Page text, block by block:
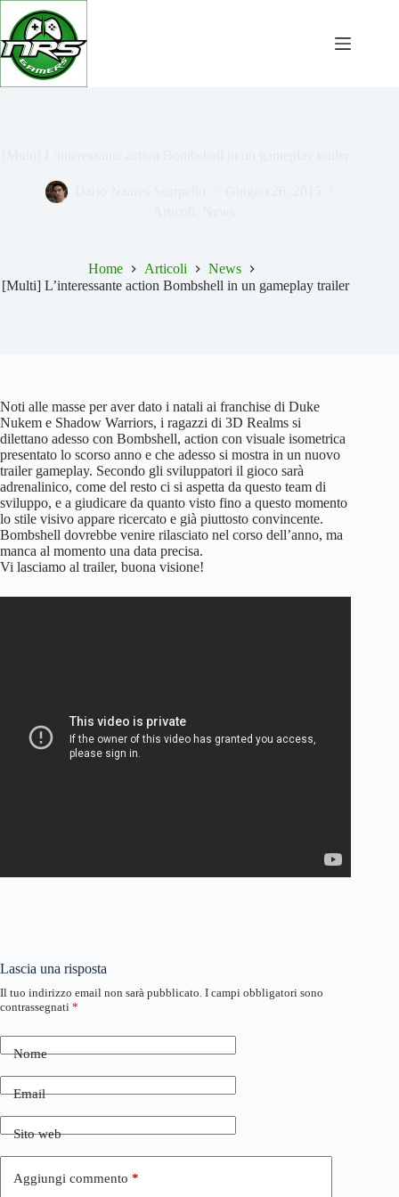
Salta
contenuto
Home Articoli
News
[Multi] L’interessante action Bombshell in un gameplay trailer
Noti alle masse per aver dato i natali ai franchise di Duke
Nukem e Shadow Warriors, i ragazzi di 3D Realms si
dilettano adesso con Bombshell, action con visuale isometrica
presentato lo scorso anno e che adesso si mostra in un nuovo
trailer gameplay. Secondo gli sviluppatori il gioco sarà
adrenalinico, come del resto ci si aspetta da questo team di
sviluppo, e a giudicare da quanto visto fino a questo momento
lo stile visivo appare ricercato e già piuttosto convincente.
Bombshell dovrebbe venire rilasciato nel corso dell’anno, ma
manca al momento una data precisa.
Vi lasciamo al trailer, buona visione!
Lascia una risposta
Il tuo indirizzo email non sarà pubblicato. I campi obbligatori sono
contrassegnati *
Nome
Email
Sito web
Aggiungi commento *